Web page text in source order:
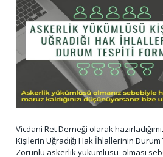
Vicdani Ret Derneği olarak
Kişilerin Uğradığı Hak İhlallerinin Durum
Zorunlu askerlik yükümlüsü olması